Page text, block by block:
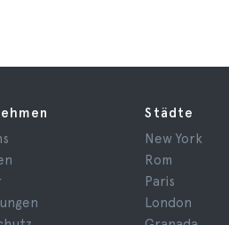
Städte
New York
Rom
Paris
London